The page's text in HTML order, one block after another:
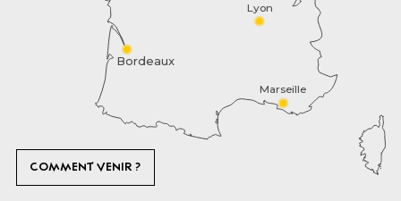
Marseille
Lyon
Bordeaux
COMMENT VENIR ?